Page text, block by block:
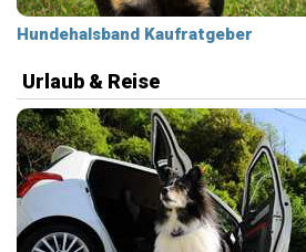
Hundehalsband Kaufratgeber
Urlaub & Reise